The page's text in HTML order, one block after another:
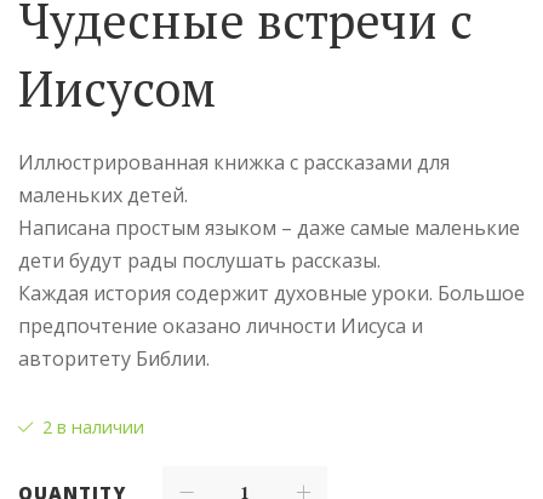
Чудесные встречи с
Иисусом
Иллюстрированная книжка с рассказами для
маленьких детей.
Написана простым языком – даже самые маленькие
дети будут рады послушать рассказы.
Каждая история содержит духовные уроки. Большое
предпочтение оказано личности Иисуса и
авторитету Библии.
2 в наличии
QUANTITY